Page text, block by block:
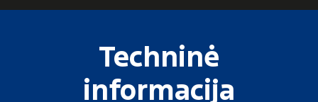
Techninė
informacija